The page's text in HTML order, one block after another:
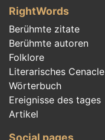
RightWords
Berühmte zitate
Berühmte autoren
Folklore
Literarisches Cenacle
Wörterbuch
Ereignisse des tages
Artikel
Social pages